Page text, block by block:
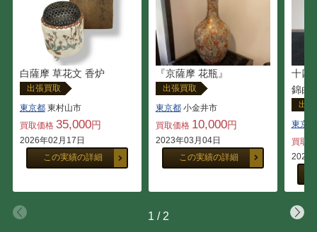
白薩摩 草花文 香炉
出張買取
東京都東村山市
買取価格 35,000円
2026年02月17日
この実績の詳細
『京薩摩 花瓶』
出張買取
東京都小金井市
買取価格 10,000円
2023年03月04日
この実績の詳細
十四
錦白
出
東京都
買取
2022
1 / 2